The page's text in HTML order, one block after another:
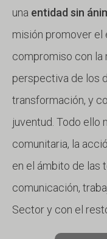
una entidad sin
misión promover el
compromiso con la
perspectiva de los
transformación, y
juventud. Todo ello
comunitaria, la
en el ámbito de las
comunicación,
Sector y con el